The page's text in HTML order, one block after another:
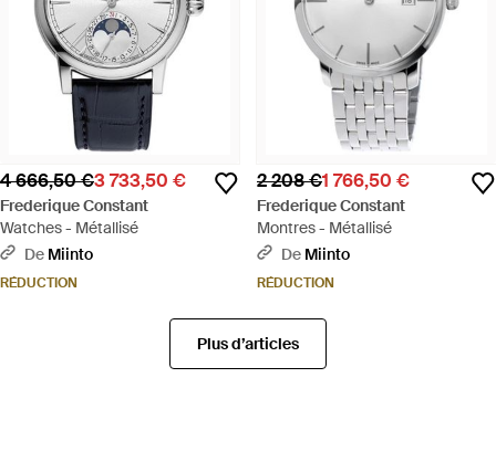
4 666,50 €3 733,50 €
Frederique Constant
Watches - Métallisé
De Miinto
RÉDUCTION
2 208 €1 766,50 €
Frederique Constant
Montres - Métallisé
De Miinto
RÉDUCTION
Plus d’articles